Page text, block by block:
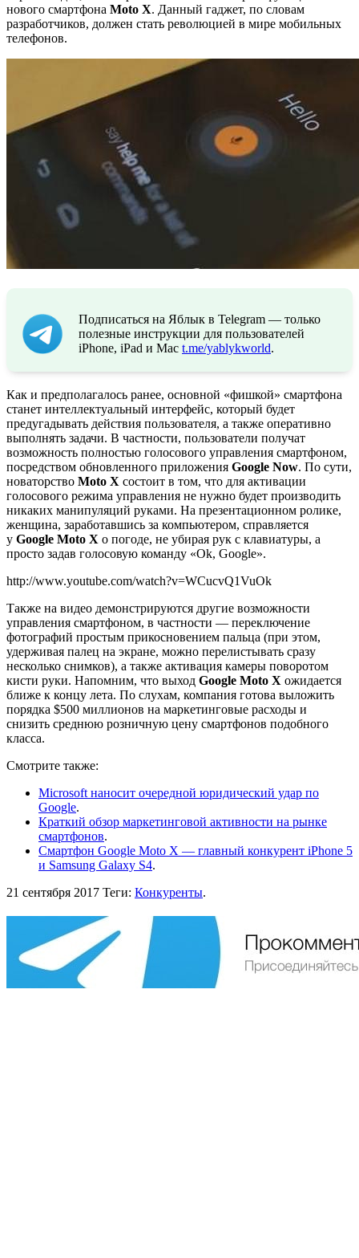
нового смартфона Moto X. Данный гаджет, по словам
разработчиков, должен стать революцией в мире мобильных
телефонов.
Подписаться на Яблык в Telegram — только
полезные инструкции для пользователей
iPhone, iPad и Mac t.me/yablykworld.
Как и предполагалось ранее, основной «фишкой» смартфона
станет интеллектуальный интерфейс, который будет
предугадывать действия пользователя, а также оперативно
выполнять задачи. В частности, пользователи получат
возможность полностью голосового управления смартфоном,
посредством обновленного приложения Google Now. По сути,
новаторство Moto X состоит в том, что для активации
голосового режима управления не нужно будет производить
никаких манипуляций руками. На презентационном ролике,
женщина, заработавшись за компьютером, справляется
у Google Moto X о погоде, не убирая рук с клавиатуры, а
просто задав голосовую команду «Ok, Google».
http://www.youtube.com/watch?v=WCucvQ1VuOk
Также на видео демонстрируются другие возможности
управления смартфоном, в частности — переключение
фотографий простым прикосновением пальца (при этом,
удерживая палец на экране, можно перелистывать сразу
несколько снимков), а также активация камеры поворотом
кисти руки. Напомним, что выход Google Moto X ожидается
ближе к концу лета. По слухам, компания готова выложить
порядка $500 миллионов на маркетинговые расходы и
снизить среднюю розничную цену смартфонов подобного
класса.
Смотрите также:
Microsoft наносит очередной юридический удар по
Google.
Краткий обзор маркетинговой активности на рынке
смартфонов.
Смартфон Google Moto X — главный конкурент iPhone 5
и Samsung Galaxy S4.
21 сентября 2017 Теги: Конкуренты.